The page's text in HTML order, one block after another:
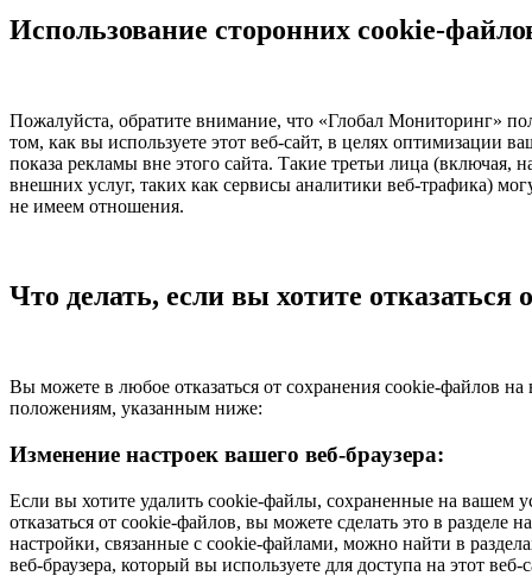
Использование сторонних cookie-
Пожалуйста, обратите внимание, что «Глобал Мониторинг»
том, как вы используете этот веб-сайт, в целях оптимизации
показа рекламы вне этого сайта. Такие третьи лица
внешних услуг, таких как сервисы аналитики веб-трафика)
не имеем отношения.
Что делать, если вы хотите
Вы можете в любое отказаться от сохранения cookie-файлов
положениям, указанным ниже:
Изменение настроек вашего веб-браузера:
Если вы хотите удалить cookie-файлы, сохраненные на вашем
отказаться от cookie-файлов, вы можете сделать это в
настройки, связанные с cookie-файлами, можно найти в
веб-браузера, который вы используете для доступа на этот веб-